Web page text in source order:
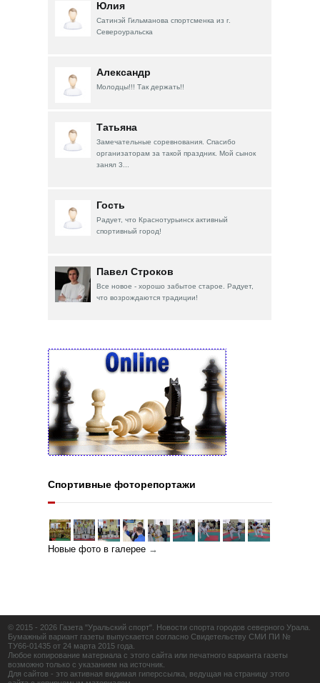
Юлия
Сатинэй Гильманова спортсменка из г.
Североуральска
Александр
Молодцы!!! Так держать!!
Татьяна
Замечательные соревнования. Спасибо
организаторам за такой праздник. Мой сынок
занял 3...
Гость
Радует, что Краснотурьинск активный
спортивный город!
Павел Строков
Все новое - хорошо забытое старое. Радует,
что возрождаются традиции!
Спортивные фоторепортажи
Новые фото в галерее →
© 2015 - 2026 Газета "Уральский спорт". Новости спорта городов северного Урала.
Бумажный вариант газеты выпускается согласно Свидетельству СМИ ПИ №
ТУ66-01435 от 24 марта 2015 года.
Любое копирование материала с этого сайта или печатного варианта газеты
возможно только с указанием на источник.
Для сайтов - это активная видимая гиперссылка, ведущая на страницу этого